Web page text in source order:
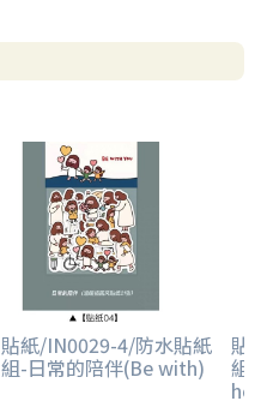
貼紙/IN0029-4/防水貼紙
組-日常的陪伴(Be with)
貼
組-